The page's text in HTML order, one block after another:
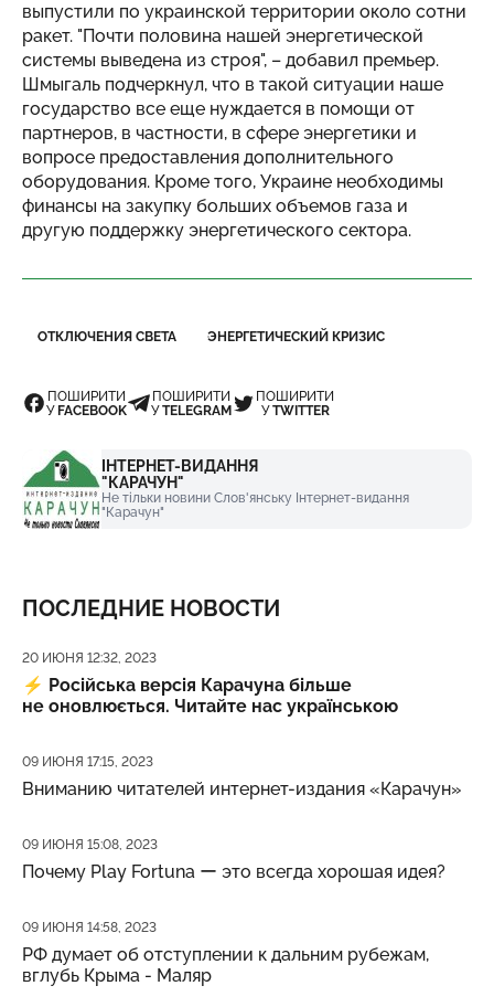
выпустили по украинской территории около сотни
ракет. "Почти половина нашей энергетической
системы выведена из строя", – добавил премьер.
Шмыгаль подчеркнул, что в такой ситуации наше
государство все еще нуждается в помощи от
партнеров, в частности, в сфере энергетики и
вопросе предоставления дополнительного
оборудования. Кроме того, Украине необходимы
финансы на закупку больших объемов газа и
другую поддержку энергетического сектора.
ОТКЛЮЧЕНИЯ СВЕТА ЭНЕРГЕТИЧЕСКИЙ КРИЗИС
ПОШИРИТИ
У FACEBOOK
ПОШИРИТИ
УTELEGRAM
ПОШИРИТИ
УTWITTER
ІНТЕРНЕТ-ВИДАННЯ
"КАРАЧУН"
Не тільки новини Слов'янську Інтернет-видання
"Карачун"
ПОСЛЕДНИЕ НОВОСТИ
Дата публикации
20 ИЮНЯ 12:32, 2023
⚡️ Російська версія Карачуна більше
не оновлюється. Читайте нас українською
Дата публикации
09 ИЮНЯ 17:15, 2023
Вниманию читателей интернет-издания «Карачун»
Дата публикации
09 ИЮНЯ 15:08, 2023
Почему Play Fortuna ー это всегда хорошая идея?
Дата публикации
09 ИЮНЯ 14:58, 2023
РФ думает об отступлении к дальним рубежам,
вглубь Крыма - Маляр